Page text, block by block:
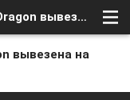
РН Falcon-9 с кораблем Cargo Dragon вывезена на старт
вывезена на